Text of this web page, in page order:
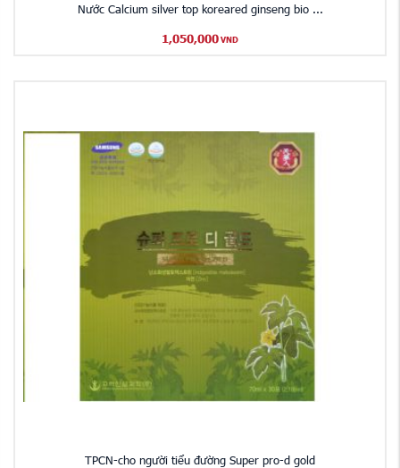
Nước Calcium silver top koreared ginseng bio ...
1,050,000 VND
TPCN-cho người tiểu đường Super pro-d gold